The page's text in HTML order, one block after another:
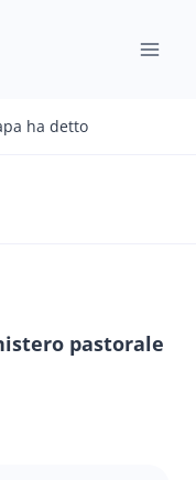
ha detto
pastorale